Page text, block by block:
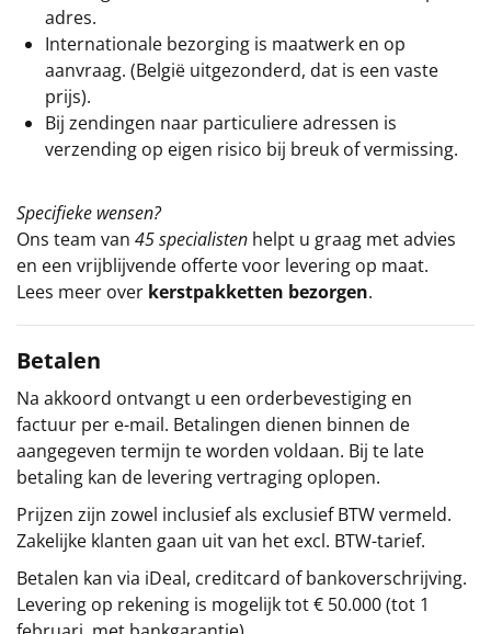
adres.
Internationale bezorging is maatwerk en op
aanvraag. (België uitgezonderd, dat is een vaste
prijs).
Bij zendingen naar particuliere adressen is
verzending op eigen risico bij breuk of vermissing.
Specifieke wensen?
Ons team van 45 specialisten helpt u graag met advies
en een vrijblijvende offerte voor levering op maat.
Lees meer over kerstpakketten bezorgen.
Betalen
Na akkoord ontvangt u een orderbevestiging en
factuur per e-mail. Betalingen dienen binnen de
aangegeven termijn te worden voldaan. Bij te late
betaling kan de levering vertraging oplopen.
Prijzen zijn zowel inclusief als exclusief BTW vermeld.
Zakelijke klanten gaan uit van het excl. BTW-tarief.
Betalen kan via iDeal, creditcard of bankoverschrijving.
Levering op rekening is mogelijk tot € 50.000 (tot 1